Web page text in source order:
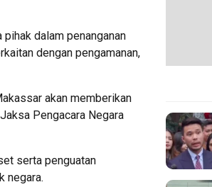
dalam penanganan
dengan pengamanan,
akan memberikan
Pengacara Negara
serta penguatan
negara.